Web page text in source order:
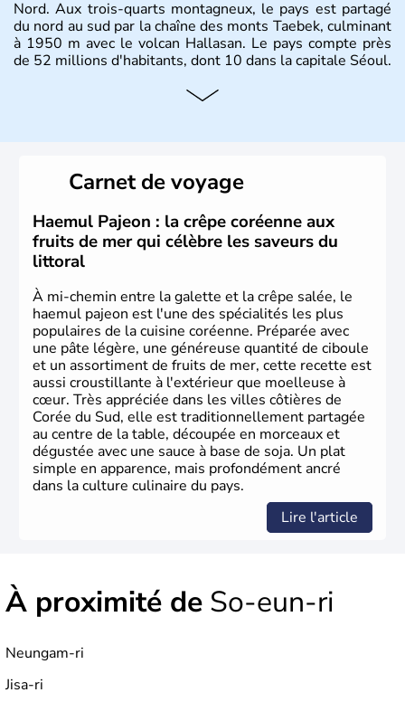
Nord. Aux trois-quarts montagneux, le pays est partagé
du nord au sud par la chaîne des monts Taebek, culminant
à 1950 m avec le volcan Hallasan. Le pays compte près
de 52 millions d'habitants, dont 10 dans la capitale Séoul.
Histoire et administration
christianisme et le bouddhisme en sont les deux
principales religions. Ce pays partage sa culture avec la
Corée du Nord. Les Jeux Olympiques s’y sont déroulés en
1988, de même que la Coupe du Monde de football en
2002, en collaboration avec le Japon.
Carnet de voyage
Haemul Pajeon : la crêpe coréenne aux
fruits de mer qui célèbre les saveurs du
littoral
À mi-chemin entre la galette et la crêpe salée, le
haemul pajeon est l'une des spécialités les plus
populaires de la cuisine coréenne. Préparée avec
une pâte légère, une généreuse quantité de ciboule
et un assortiment de fruits de mer, cette recette est
aussi croustillante à l'extérieur que moelleuse à
cœur. Très appréciée dans les villes côtières de
Corée du Sud, elle est traditionnellement partagée
au centre de la table, découpée en morceaux et
dégustée avec une sauce à base de soja. Un plat
simple en apparence, mais profondément ancré
dans la culture culinaire du pays.
Lire l'article
À proximité de So-eun-ri
Neungam-ri
Jisa-ri